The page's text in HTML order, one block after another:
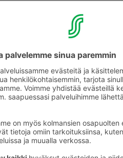
Kahvilaelämyksistä
Kahvila Majurska sekä
mielit jo terassille, pian
on myös
lukeutuva lounas!
museotarjonta,
on niiden
edessä pidemmälle,
perilappeenrantalaisittain.
ovat oikeita herkkunimiä
lihapiirakoille! Et voi kertoa